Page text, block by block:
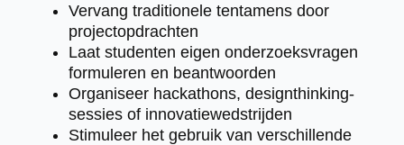
Vervang traditionele tentamens door
projectopdrachten
Laat studenten eigen onderzoeksvragen
formuleren en beantwoorden
Organiseer hackathons, designthinking-
sessies of innovatiewedstrijden
Stimuleer het gebruik van verschillende